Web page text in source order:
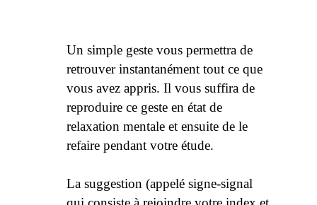
Un simple geste vous permettra de
retrouver instantanément tout ce que
vous avez appris. Il vous suffira de
reproduire ce geste en état de
relaxation mentale et ensuite de le
refaire pendant votre étude.
La suggestion (appelé signe-signal